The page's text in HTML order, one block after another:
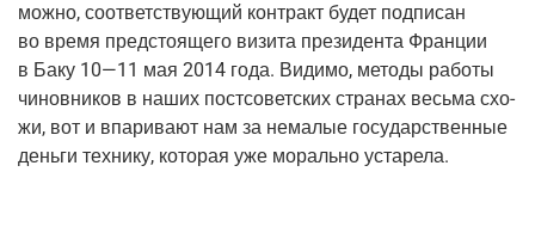
мож­но, соот­вет­ству­ю­щий кон­тракт будет под­пи­сан
во вре­мя пред­сто­я­ще­го визи­та пре­зи­ден­та Фран­ции
в Баку 10—11 мая 2014 года. Види­мо, мето­ды рабо­ты
чинов­ни­ков в наших пост­со­вет­ских стра­нах весь­ма схо­
жи, вот и впа­ри­ва­ют нам за нема­лые госу­дар­ствен­ные
день­ги тех­ни­ку, кото­рая уже мораль­но устарела.